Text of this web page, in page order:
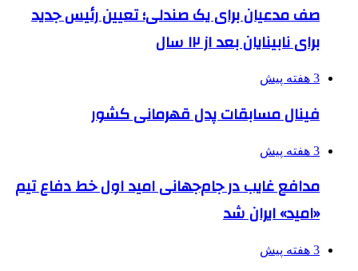
صف مدعیان برای یک صندلی؛ تعیین رئیس جدید
برای نابینایان بعد از ۱۲ سال
3 هفته پیش
فینال مسابقات پدل قهرمانی کشور
3 هفته پیش
مدافع غایب در جام‌جهانی امید اول خط دفاع تیم
«امید» ایران شد
3 هفته پیش